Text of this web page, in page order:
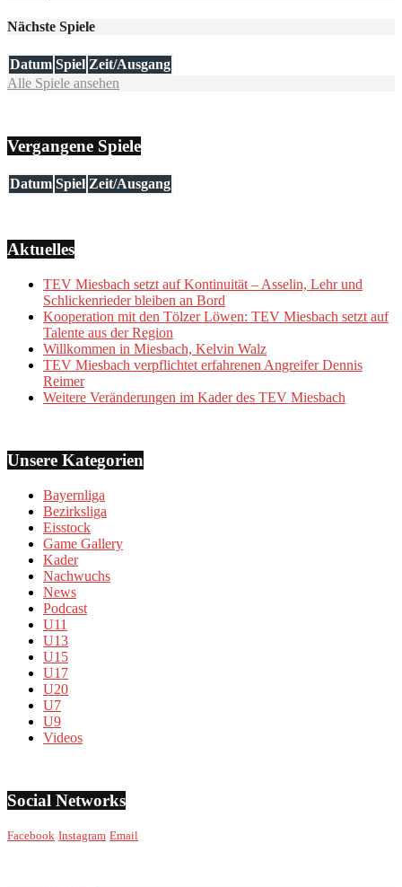
Nächste Spiele
Datum Spiel Zeit/Ausgang
Alle Spiele ansehen
Vergangene Spiele
Datum Spiel Zeit/Ausgang
Aktuelles
TEV Miesbach setzt auf Kontinuität – Asselin, Lehr und
Schlickenrieder bleiben an Bord
Kooperation mit den Tölzer Löwen: TEV Miesbach setzt auf
Talente aus der Region
Willkommen in Miesbach, Kelvin Walz
TEV Miesbach verpflichtet erfahrenen Angreifer Dennis
Reimer
Weitere Veränderungen im Kader des TEV Miesbach
Unsere Kategorien
Bayernliga
Bezirksliga
Eisstock
Game Gallery
Kader
Nachwuchs
News
Podcast
U11
U13
U15
U17
U20
U7
U9
Videos
Social Networks
Facebook Instagram Email